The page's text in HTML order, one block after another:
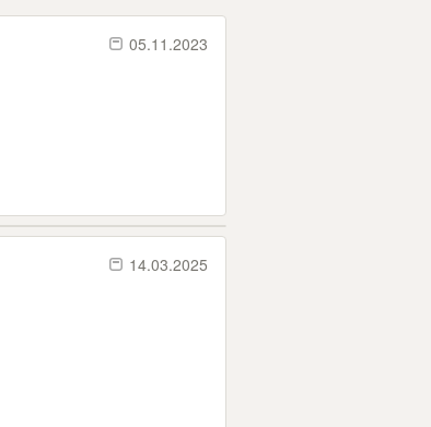
05.11.2023
14.03.2025